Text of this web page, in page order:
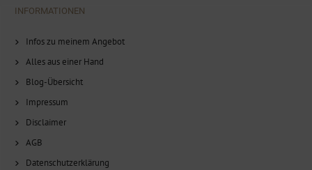
INFORMATIONEN
Infos zu meinem Angebot
Alles aus einer Hand
Blog-Übersicht
Impressum
Disclaimer
AGB
Datenschutzerklärung